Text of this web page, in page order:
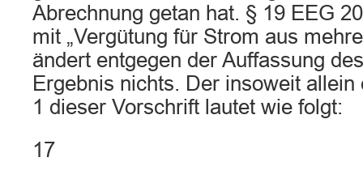
Abrechnung getan hat. § 19 EEG
mit „Vergütung für Strom aus
ändert entgegen der Auffassung
Ergebnis nichts. Der insoweit
1 dieser Vorschrift lautet wie folgt:
17